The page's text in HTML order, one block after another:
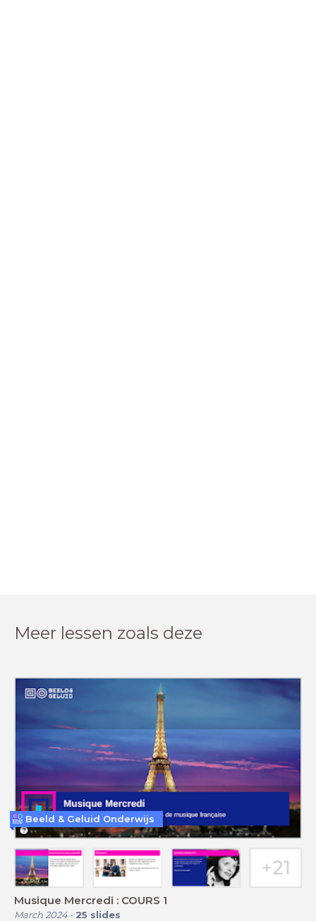
Meer lessen zoals deze
Musique Mercredi : COURS 1
March 2024- 25 slides
Beeld & Geluid Onderwijs